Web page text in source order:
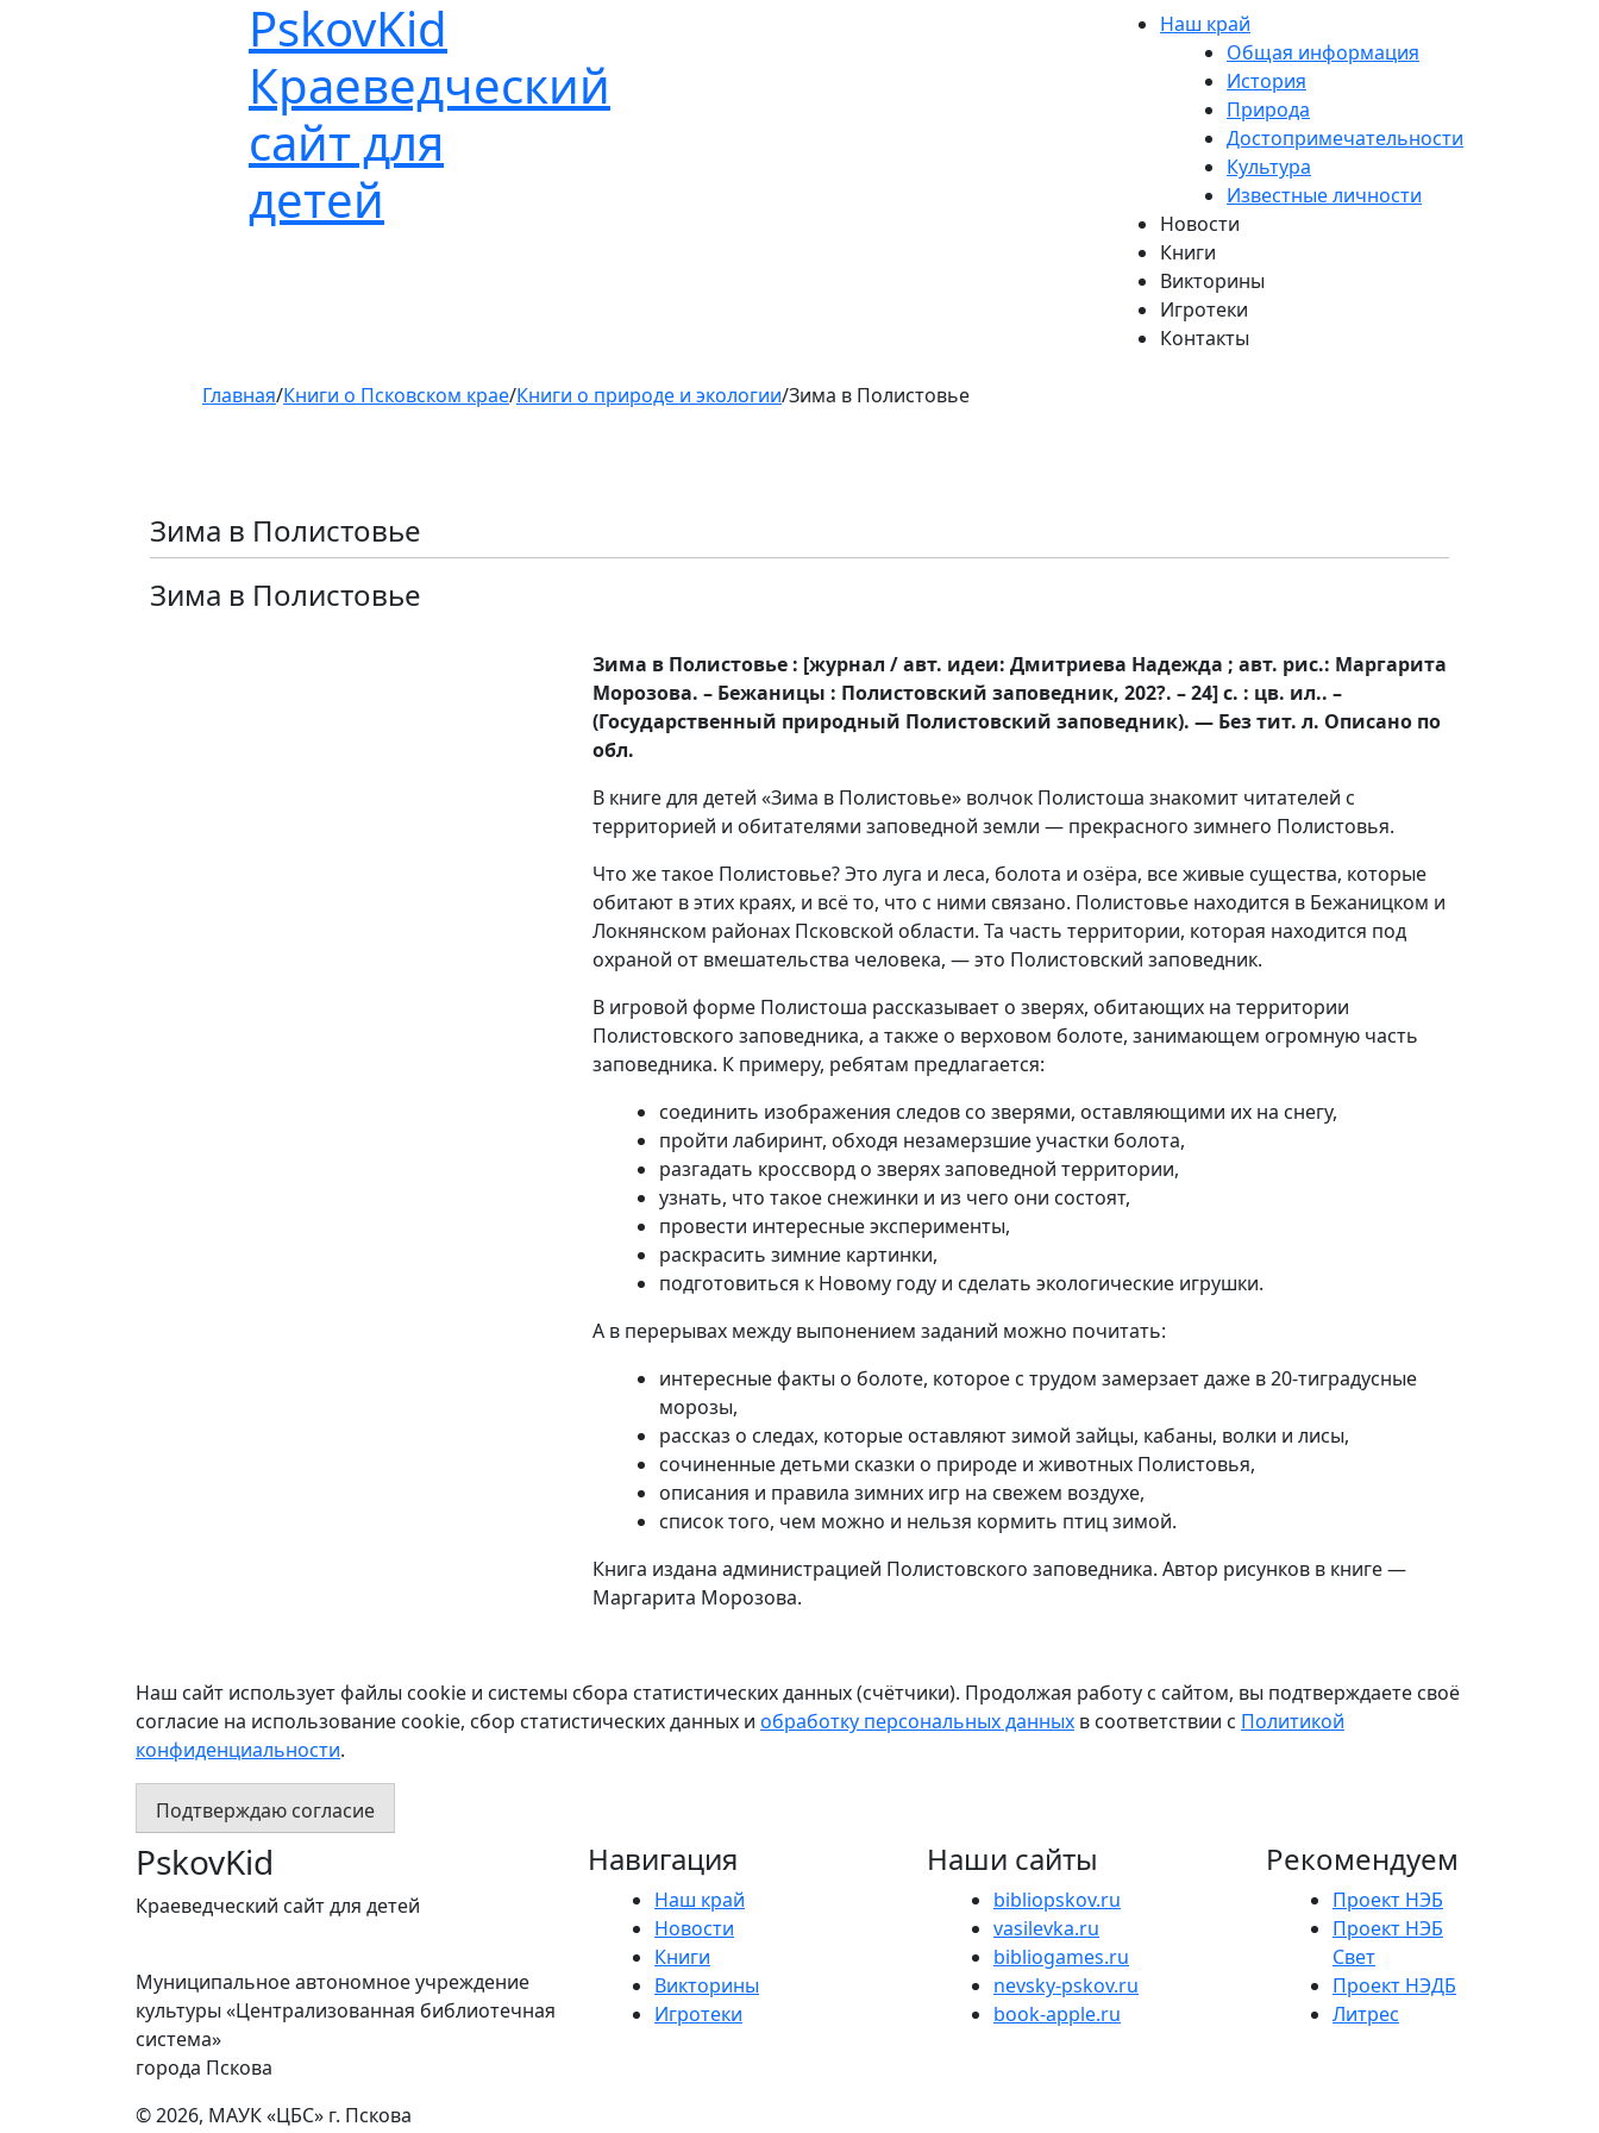
PskovKid
Краеведческий
сайт для
детей
Наш край
Общая информация
История
Природа
Достопримечательности
Культура
Известные личности
Новости
Книги
Викторины
Игротеки
Контакты
Главная/Книги о Псковском крае/Книги о природе и экологии/Зима в Полистовье
Зима в Полистовье
Зима в Полистовье
Зима в Полистовье : [журнал / авт. идеи: Дмитриева Надежда ; авт. рис.: Маргарита
Морозова. – Бежаницы : Полистовский заповедник, 202?. – 24] с. : цв. ил.. –
(Государственный природный Полистовский заповедник). — Без тит. л. Описано по
обл.
В книге для детей «Зима в Полистовье» волчок Полистоша знакомит читателей с
территорией и обитателями заповедной земли — прекрасного зимнего Полистовья.
Что же такое Полистовье? Это луга и леса, болота и озёра, все живые существа, которые
обитают в этих краях, и всё то, что с ними связано. Полистовье находится в Бежаницком и
Локнянском районах Псковской области. Та часть территории, которая находится под
охраной от вмешательства человека, — это Полистовский заповедник.
В игровой форме Полистоша рассказывает о зверях, обитающих на территории
Полистовского заповедника, а также о верховом болоте, занимающем огромную часть
заповедника. К примеру, ребятам предлагается:
соединить изображения следов со зверями, оставляющими их на снегу,
пройти лабиринт, обходя незамерзшие участки болота,
разгадать кроссворд о зверях заповедной территории,
узнать, что такое снежинки и из чего они состоят,
провести интересные эксперименты,
раскрасить зимние картинки,
подготовиться к Новому году и сделать экологические игрушки.
А в перерывах между выпонением заданий можно почитать:
интересные факты о болоте, которое с трудом замерзает даже в 20-тиградусные
морозы,
рассказ о следах, которые оставляют зимой зайцы, кабаны, волки и лисы,
сочиненные детьми сказки о природе и животных Полистовья,
описания и правила зимних игр на свежем воздухе,
список того, чем можно и нельзя кормить птиц зимой.
Книга издана администрацией Полистовского заповедника. Автор рисунков в книге —
Маргарита Морозова.
Наш сайт использует файлы cookie и системы сбора статистических данных (счётчики). Продолжая работу с сайтом, вы подтверждаете своё
согласие на использование cookie, сбор статистических данных и обработку персональных данных в соответствии с Политикой
конфиденциальности.
Подтверждаю согласие
PskovKid
Краеведческий сайт для детей
Муниципальное автономное учреждение
культуры «Централизованная библиотечная
система»
города Пскова
Навигация
Наш край
Новости
Книги
Викторины
Игротеки
Наши сайты
bibliopskov.ru
vasilevka.ru
bibliogames.ru
nevsky-pskov.ru
book-apple.ru
Рекомендуем
Проект НЭБ
Проект НЭБ
Свет
Проект НЭДБ
Литрес
© 2026, МАУК «ЦБС» г. Пскова